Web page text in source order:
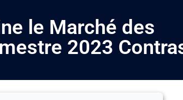
le Marché des
2023